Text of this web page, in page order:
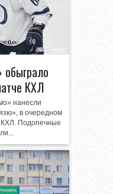
КХЛ
нанесли
в очередном
КХЛ. Подопечные